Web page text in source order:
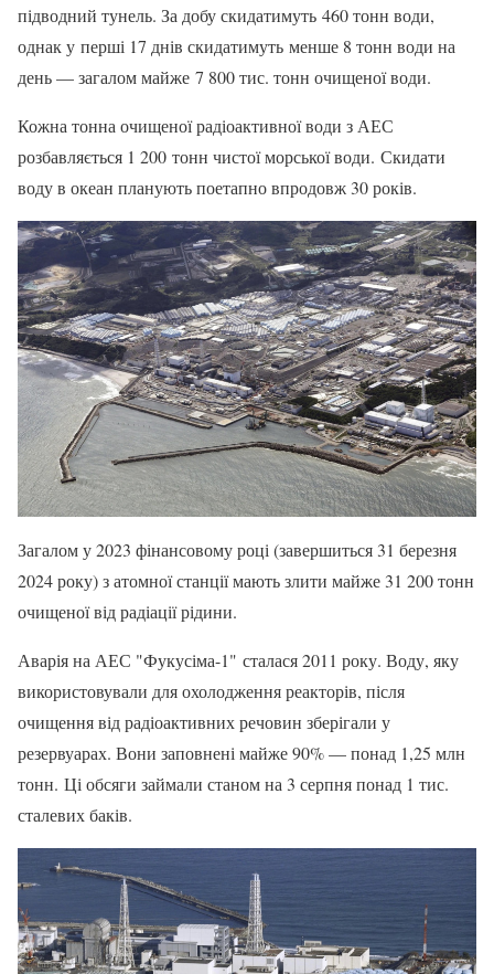
підводний тунель. За добу скидатимуть 460 тонн води,
однак у перші 17 днів скидатимуть менше 8 тонн води на
день — загалом майже 7 800 тис. тонн очищеної води.
Кожна тонна очищеної радіоактивної води з АЕС
розбавляється 1 200 тонн чистої морської води. Скидати
воду в океан планують поетапно впродовж 30 років.
Загалом у 2023 фінансовому році (завершиться 31 березня
2024 року) з атомної станції мають злити майже 31 200 тонн
очищеної від радіації рідини.
Аварія на АЕС "Фукусіма-1" сталася 2011 року. Воду, яку
використовували для охолодження реакторів, після
очищення від радіоактивних речовин зберігали у
резервуарах. Вони заповнені майже 90% — понад 1,25 млн
тонн. Ці обсяги займали станом на 3 серпня понад 1 тис.
сталевих баків.